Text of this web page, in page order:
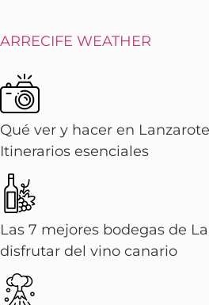
ARRECIFE WEATHER
Qué ver y hacer en
Itinerarios esenciales
Las 7 mejores bodegas de
disfrutar del vino canario